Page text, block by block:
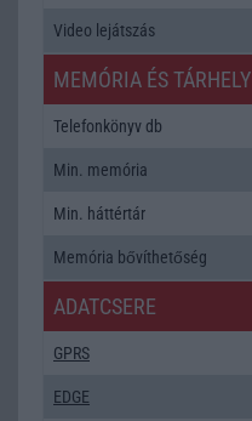
Video lejátszás
MEMÓRIA ÉS TÁRHELY
Telefonkönyv db
Min. memória
Min. háttértár
Memória bővíthetőség
ADATCSERE
GPRS
EDGE